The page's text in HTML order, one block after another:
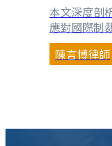
新戰場
本文深度剖
應對國際制
美國《出口
轄，特別
材（
陳言博律師